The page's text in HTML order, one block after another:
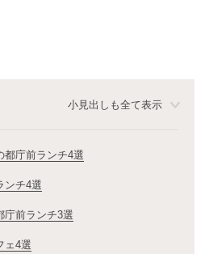
小見出しも全て表示
都庁前ランチ4選
ンチ4選
庁前ランチ3選
ェ4選